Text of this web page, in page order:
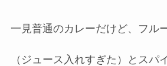
一見普通のカレーだけど、フル
（ジュース入れすぎた）とスパ